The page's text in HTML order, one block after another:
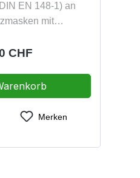
EN 148-1) an
mit
von
M 45x3 (DIN EN
mit
(DIN 58600)
Preis:
CHF
Merken